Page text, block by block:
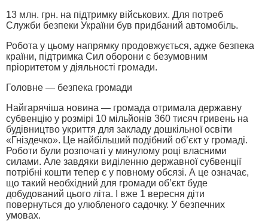
13 млн. грн. на підтримку військових. Для потреб
Служби безпеки України був придбаний автомобіль.
Робота у цьому напрямку продовжується, адже безпека
країни, підтримка Сил оборони є безумовним
пріоритетом у діяльності громади.
Головне — безпека громади
Найгарячіша новина — громада отримала державну
субвенцію у розмірі 10 мільйонів 360 тисяч гривень на
будівництво укриття для закладу дошкільної освіти
«Гніздечко». Це найбільший подібний об’єкт у громаді.
Роботи були розпочаті у минулому році власними
силами. Але завдяки виділенню державної субвенції
потрібні кошти тепер є у повному обсязі. А це означає,
що такий необхідний для громади об’єкт буде
добудований цього літа. І вже 1 вересня діти
повернуться до улюбленого садочку. У безпечних
умовах.